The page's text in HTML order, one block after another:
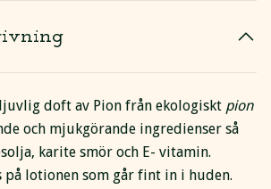
doft av Pion från ekologiskt pion
och mjukgörande ingredienser så
karite smör och E- vitamin.
på lotionen som går fint in i huden.